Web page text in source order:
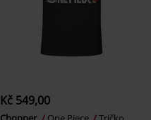
Kč 549,00